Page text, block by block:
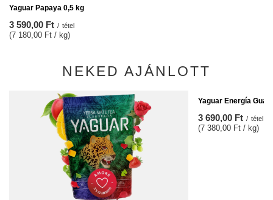
Yaguar Papaya 0,5 kg
3 590,00 Ft / tétel
(7 180,00 Ft / kg)
NEKED AJÁNLOTT
Yaguar Energía
3 690,00 Ft / tétel
(7 380,00 Ft / kg)